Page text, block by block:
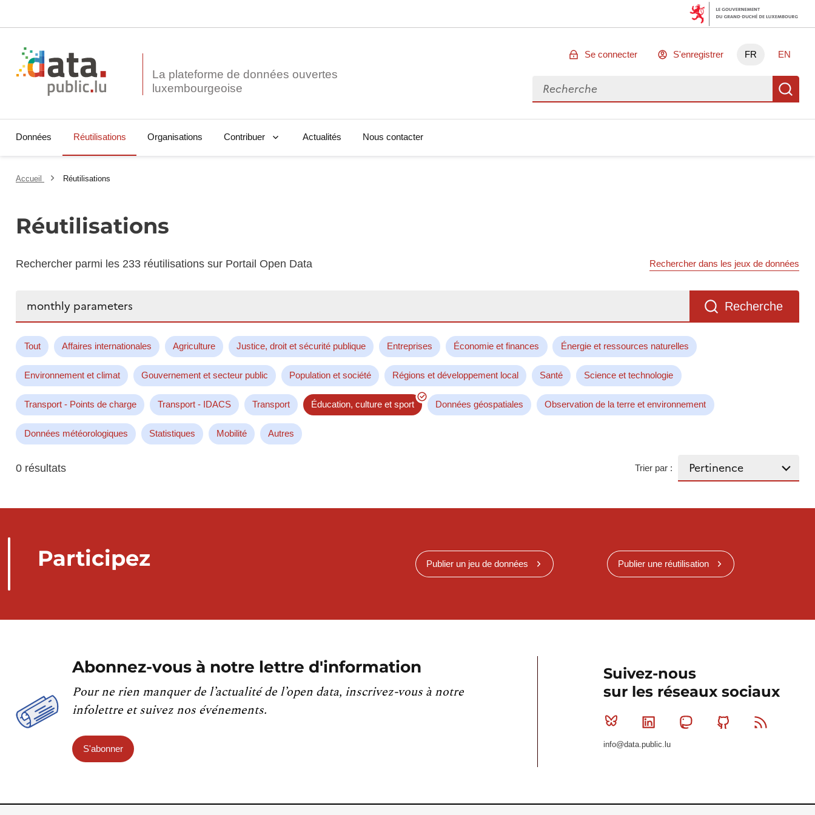
La plateforme de données ouvertes
Se connecter S'enregistrer FR EN
Rechercher des données
Données Réutilisations Organisations Contribuer Actualités Nous contacter
Accueil Réutilisations
Réutilisations
Rechercher parmi les 233 réutilisations sur Portail Open Data Rechercher dans les jeux de données
Recherche
Tout Affaires internationales Agriculture Justice, droit et sécurité publique Entreprises Économie et finances Énergie et ressources naturelles
Environnement et climat Gouvernement et secteur public Population et société Régions et développement local Santé Science et technologie
Transport - Points de charge Transport - IDACS Transport Éducation, culture et sport Données géospatiales Observation de la terre et environnement
Données météorologiques Statistiques Mobilité Autres
0 résultats Trier par :
Participez Publier un jeu de données Publier une réutilisation
Abonnez-vous à notre lettre d'information
Pour ne rien manquer de l’actualité de l’open data, inscrivez-vous à notre
infolettre et suivez nos événements.
S'abonner
Suivez-nous
sur les réseaux sociaux
Bluesky Linkedin MastodonGithub
info@data.public.lu